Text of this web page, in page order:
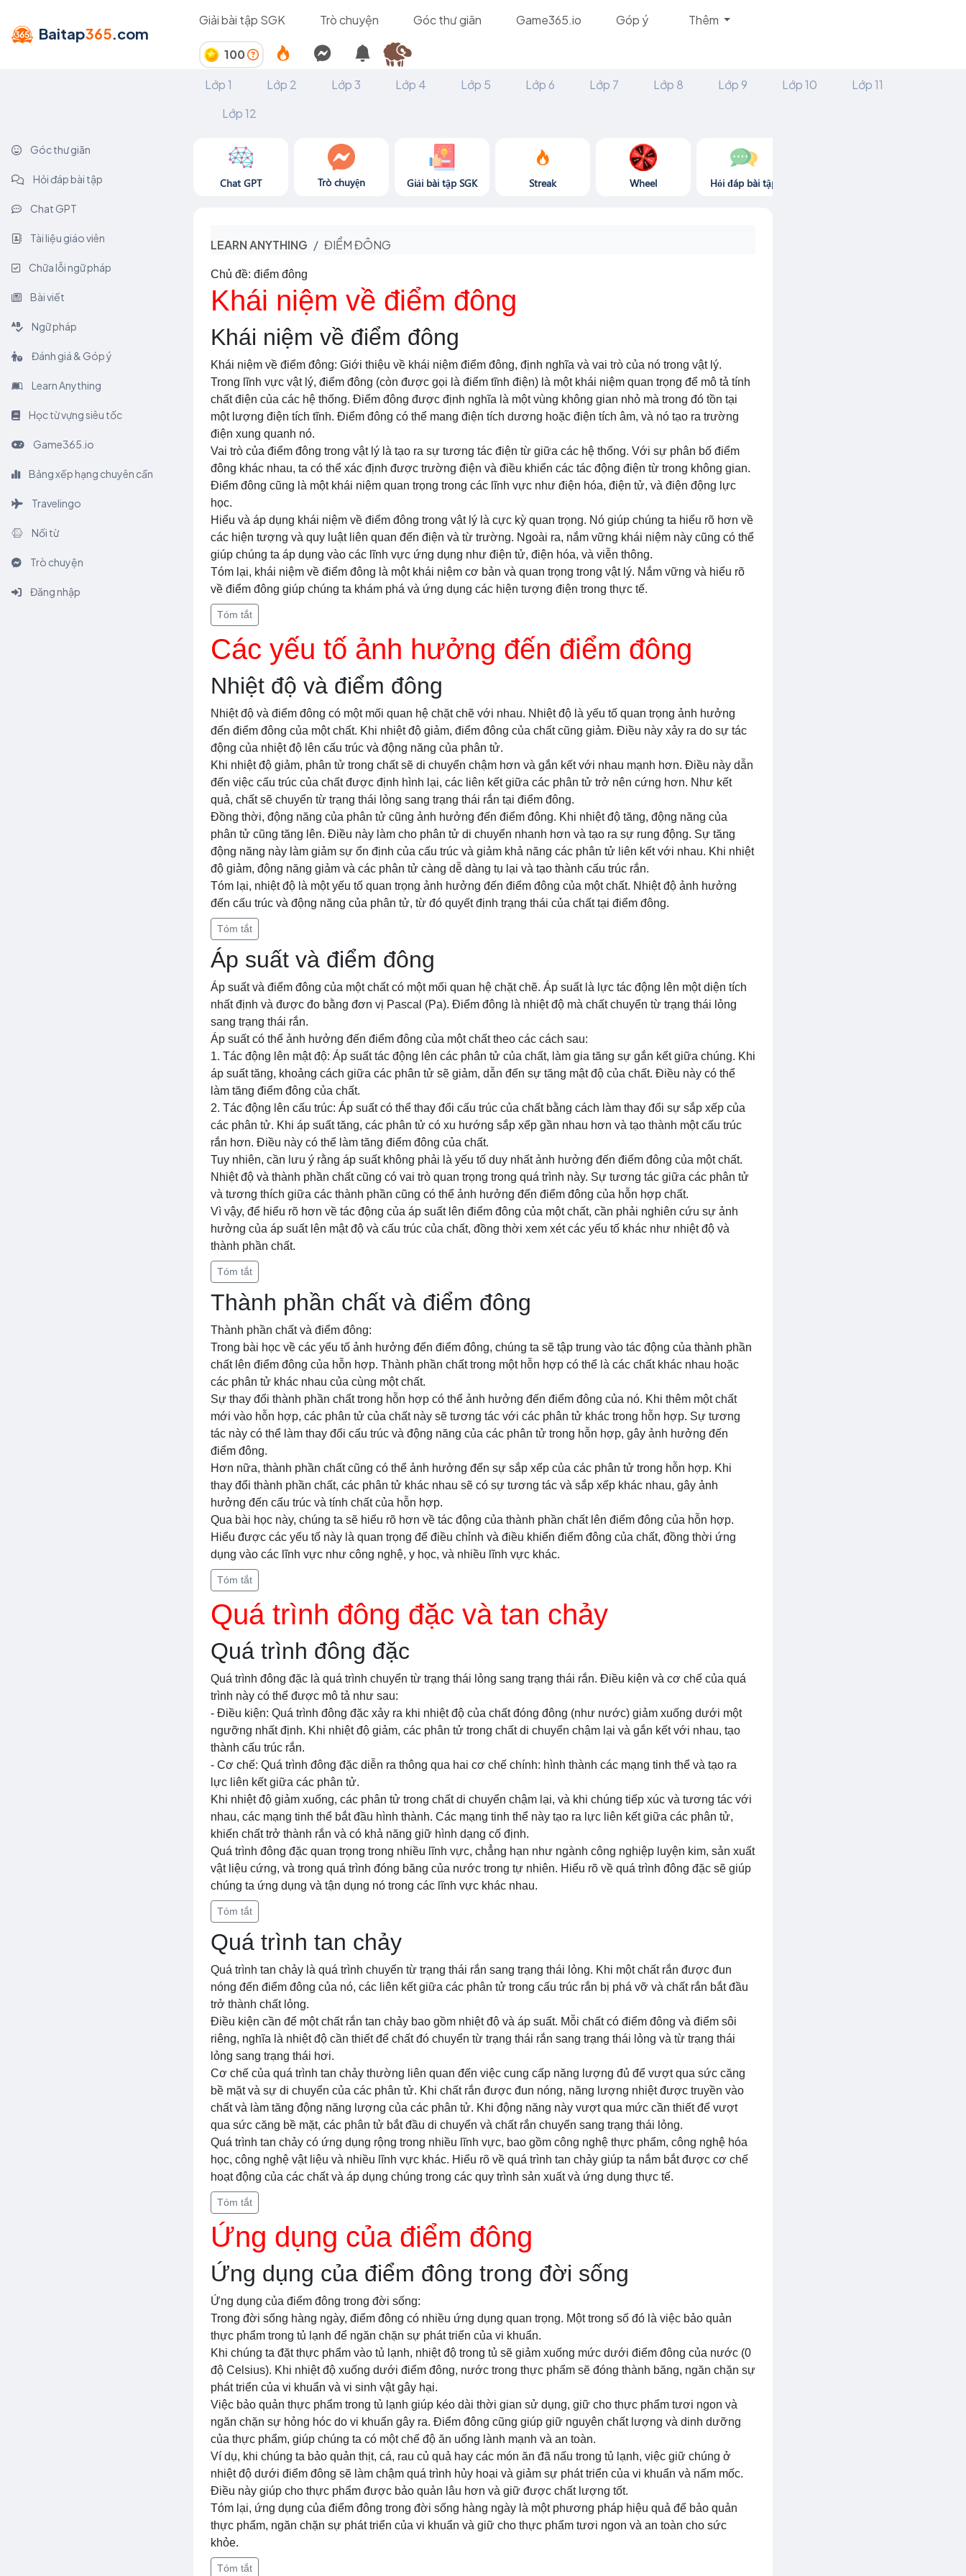
Baitap365.com
Giải bài tập SGK Trò chuyện Góc thư giãn Game365.io Góp ý Thêm
100
Lớp 1
Lớp 2 Lớp 3 Lớp 4 Lớp 5 Lớp 6 Lớp 7 Lớp 8 Lớp 9 Lớp 10
Lớp 11
Lớp 12
Góc thư giãn
Hỏi đáp bài tập
Chat GPT
Tài liệu giáo viên
Chữa lỗi ngữ pháp
Bài viết
Ngữ pháp
Đánh giá & Góp ý
Learn Anything
Học từ vựng siêu tốc
Game365.io
Bảng xếp hạng chuyên cần
Travelingo
Nối từ
Trò chuyện
Đăng nhập
Chat GPT Trò chuyện Giải bài tập SGK Streak Wheel Hỏi đáp bài tập
LEARN ANYTHING ĐIỂM ĐÔNG
Chủ đề: điểm đông
Khái niệm về điểm đông
Khái niệm về điểm đông
Khái niệm về điểm đông: Giới thiệu về khái niệm điểm đông, định nghĩa và vai trò của nó trong vật lý.
Trong lĩnh vực vật lý, điểm đông (còn được gọi là điểm tĩnh điện) là một khái niệm quan trọng để mô tả tính
chất điện của các hệ thống. Điểm đông được định nghĩa là một vùng không gian nhỏ mà trong đó tồn tại
một lượng điện tích tĩnh. Điểm đông có thể mang điện tích dương hoặc điện tích âm, và nó tạo ra trường
điện xung quanh nó.
Vai trò của điểm đông trong vật lý là tạo ra sự tương tác điện từ giữa các hệ thống. Với sự phân bố điểm
đông khác nhau, ta có thể xác định được trường điện và điều khiển các tác động điện từ trong không gian.
Điểm đông cũng là một khái niệm quan trọng trong các lĩnh vực như điện hóa, điện tử, và điện động lực
học.
Hiểu và áp dụng khái niệm về điểm đông trong vật lý là cực kỳ quan trọng. Nó giúp chúng ta hiểu rõ hơn về
các hiện tượng và quy luật liên quan đến điện và từ trường. Ngoài ra, nắm vững khái niệm này cũng có thể
giúp chúng ta áp dụng vào các lĩnh vực ứng dụng như điện tử, điện hóa, và viễn thông.
Tóm lại, khái niệm về điểm đông là một khái niệm cơ bản và quan trọng trong vật lý. Nắm vững và hiểu rõ
về điểm đông giúp chúng ta khám phá và ứng dụng các hiện tượng điện trong thực tế.
Tóm tắt
Các yếu tố ảnh hưởng đến điểm đông
Nhiệt độ và điểm đông
Nhiệt độ và điểm đông có một mối quan hệ chặt chẽ với nhau. Nhiệt độ là yếu tố quan trọng ảnh hưởng
đến điểm đông của một chất. Khi nhiệt độ giảm, điểm đông của chất cũng giảm. Điều này xảy ra do sự tác
động của nhiệt độ lên cấu trúc và động năng của phân tử.
Khi nhiệt độ giảm, phân tử trong chất sẽ di chuyển chậm hơn và gắn kết với nhau mạnh hơn. Điều này dẫn
đến việc cấu trúc của chất được định hình lại, các liên kết giữa các phân tử trở nên cứng hơn. Như kết
quả, chất sẽ chuyển từ trạng thái lỏng sang trạng thái rắn tại điểm đông.
Đồng thời, động năng của phân tử cũng ảnh hưởng đến điểm đông. Khi nhiệt độ tăng, động năng của
phân tử cũng tăng lên. Điều này làm cho phân tử di chuyển nhanh hơn và tạo ra sự rung động. Sự tăng
động năng này làm giảm sự ổn định của cấu trúc và giảm khả năng các phân tử liên kết với nhau. Khi nhiệt
độ giảm, động năng giảm và các phân tử càng dễ dàng tụ lại và tạo thành cấu trúc rắn.
Tóm lại, nhiệt độ là một yếu tố quan trọng ảnh hưởng đến điểm đông của một chất. Nhiệt độ ảnh hưởng
đến cấu trúc và động năng của phân tử, từ đó quyết định trạng thái của chất tại điểm đông.
Tóm tắt
Áp suất và điểm đông
Áp suất và điểm đông của một chất có một mối quan hệ chặt chẽ. Áp suất là lực tác động lên một diện tích
nhất định và được đo bằng đơn vị Pascal (Pa). Điểm đông là nhiệt độ mà chất chuyển từ trạng thái lỏng
sang trạng thái rắn.
Áp suất có thể ảnh hưởng đến điểm đông của một chất theo các cách sau:
1. Tác động lên mật độ: Áp suất tác động lên các phân tử của chất, làm gia tăng sự gắn kết giữa chúng. Khi
áp suất tăng, khoảng cách giữa các phân tử sẽ giảm, dẫn đến sự tăng mật độ của chất. Điều này có thể
làm tăng điểm đông của chất.
2. Tác động lên cấu trúc: Áp suất có thể thay đổi cấu trúc của chất bằng cách làm thay đổi sự sắp xếp của
các phân tử. Khi áp suất tăng, các phân tử có xu hướng sắp xếp gần nhau hơn và tạo thành một cấu trúc
rắn hơn. Điều này có thể làm tăng điểm đông của chất.
Tuy nhiên, cần lưu ý rằng áp suất không phải là yếu tố duy nhất ảnh hưởng đến điểm đông của một chất.
Nhiệt độ và thành phần chất cũng có vai trò quan trọng trong quá trình này. Sự tương tác giữa các phân tử
và tương thích giữa các thành phần cũng có thể ảnh hưởng đến điểm đông của hỗn hợp chất.
Vì vậy, để hiểu rõ hơn về tác động của áp suất lên điểm đông của một chất, cần phải nghiên cứu sự ảnh
hưởng của áp suất lên mật độ và cấu trúc của chất, đồng thời xem xét các yếu tố khác như nhiệt độ và
thành phần chất.
Tóm tắt
Thành phần chất và điểm đông
Thành phần chất và điểm đông:
Trong bài học về các yếu tố ảnh hưởng đến điểm đông, chúng ta sẽ tập trung vào tác động của thành phần
chất lên điểm đông của hỗn hợp. Thành phần chất trong một hỗn hợp có thể là các chất khác nhau hoặc
các phân tử khác nhau của cùng một chất.
Sự thay đổi thành phần chất trong hỗn hợp có thể ảnh hưởng đến điểm đông của nó. Khi thêm một chất
mới vào hỗn hợp, các phân tử của chất này sẽ tương tác với các phân tử khác trong hỗn hợp. Sự tương
tác này có thể làm thay đổi cấu trúc và động năng của các phân tử trong hỗn hợp, gây ảnh hưởng đến
điểm đông.
Hơn nữa, thành phần chất cũng có thể ảnh hưởng đến sự sắp xếp của các phân tử trong hỗn hợp. Khi
thay đổi thành phần chất, các phân tử khác nhau sẽ có sự tương tác và sắp xếp khác nhau, gây ảnh
hưởng đến cấu trúc và tính chất của hỗn hợp.
Qua bài học này, chúng ta sẽ hiểu rõ hơn về tác động của thành phần chất lên điểm đông của hỗn hợp.
Hiểu được các yếu tố này là quan trọng để điều chỉnh và điều khiển điểm đông của chất, đồng thời ứng
dụng vào các lĩnh vực như công nghệ, y học, và nhiều lĩnh vực khác.
Tóm tắt
Quá trình đông đặc và tan chảy
Quá trình đông đặc
Quá trình đông đặc là quá trình chuyển từ trạng thái lỏng sang trạng thái rắn. Điều kiện và cơ chế của quá
trình này có thể được mô tả như sau:
- Điều kiện: Quá trình đông đặc xảy ra khi nhiệt độ của chất đóng đông (như nước) giảm xuống dưới một
ngưỡng nhất định. Khi nhiệt độ giảm, các phân tử trong chất di chuyển chậm lại và gắn kết với nhau, tạo
thành cấu trúc rắn.
- Cơ chế: Quá trình đông đặc diễn ra thông qua hai cơ chế chính: hình thành các mạng tinh thể và tạo ra
lực liên kết giữa các phân tử.
Khi nhiệt độ giảm xuống, các phân tử trong chất di chuyển chậm lại, và khi chúng tiếp xúc và tương tác với
nhau, các mạng tinh thể bắt đầu hình thành. Các mạng tinh thể này tạo ra lực liên kết giữa các phân tử,
khiến chất trở thành rắn và có khả năng giữ hình dạng cố định.
Quá trình đông đặc quan trọng trong nhiều lĩnh vực, chẳng hạn như ngành công nghiệp luyện kim, sản xuất
vật liệu cứng, và trong quá trình đóng băng của nước trong tự nhiên. Hiểu rõ về quá trình đông đặc sẽ giúp
chúng ta ứng dụng và tận dụng nó trong các lĩnh vực khác nhau.
Tóm tắt
Quá trình tan chảy
Quá trình tan chảy là quá trình chuyển từ trạng thái rắn sang trạng thái lỏng. Khi một chất rắn được đun
nóng đến điểm đông của nó, các liên kết giữa các phân tử trong cấu trúc rắn bị phá vỡ và chất rắn bắt đầu
trở thành chất lỏng.
Điều kiện cần để một chất rắn tan chảy bao gồm nhiệt độ và áp suất. Mỗi chất có điểm đông và điểm sôi
riêng, nghĩa là nhiệt độ cần thiết để chất đó chuyển từ trạng thái rắn sang trạng thái lỏng và từ trạng thái
lỏng sang trạng thái hơi.
Cơ chế của quá trình tan chảy thường liên quan đến việc cung cấp năng lượng đủ để vượt qua sức căng
bề mặt và sự di chuyển của các phân tử. Khi chất rắn được đun nóng, năng lượng nhiệt được truyền vào
chất và làm tăng động năng lượng của các phân tử. Khi động năng này vượt qua mức cần thiết để vượt
qua sức căng bề mặt, các phân tử bắt đầu di chuyển và chất rắn chuyển sang trạng thái lỏng.
Quá trình tan chảy có ứng dụng rộng trong nhiều lĩnh vực, bao gồm công nghệ thực phẩm, công nghệ hóa
học, công nghệ vật liệu và nhiều lĩnh vực khác. Hiểu rõ về quá trình tan chảy giúp ta nắm bắt được cơ chế
hoạt động của các chất và áp dụng chúng trong các quy trình sản xuất và ứng dụng thực tế.
Tóm tắt
Ứng dụng của điểm đông
Ứng dụng của điểm đông trong đời sống
Ứng dụng của điểm đông trong đời sống:
Trong đời sống hàng ngày, điểm đông có nhiều ứng dụng quan trọng. Một trong số đó là việc bảo quản
thực phẩm trong tủ lạnh để ngăn chặn sự phát triển của vi khuẩn.
Khi chúng ta đặt thực phẩm vào tủ lạnh, nhiệt độ trong tủ sẽ giảm xuống mức dưới điểm đông của nước (0
độ Celsius). Khi nhiệt độ xuống dưới điểm đông, nước trong thực phẩm sẽ đóng thành băng, ngăn chặn sự
phát triển của vi khuẩn và vi sinh vật gây hại.
Việc bảo quản thực phẩm trong tủ lạnh giúp kéo dài thời gian sử dụng, giữ cho thực phẩm tươi ngon và
ngăn chặn sự hỏng hóc do vi khuẩn gây ra. Điểm đông cũng giúp giữ nguyên chất lượng và dinh dưỡng
của thực phẩm, giúp chúng ta có một chế độ ăn uống lành mạnh và an toàn.
Ví dụ, khi chúng ta bảo quản thịt, cá, rau củ quả hay các món ăn đã nấu trong tủ lạnh, việc giữ chúng ở
nhiệt độ dưới điểm đông sẽ làm chậm quá trình hủy hoại và giảm sự phát triển của vi khuẩn và nấm mốc.
Điều này giúp cho thực phẩm được bảo quản lâu hơn và giữ được chất lượng tốt.
Tóm lại, ứng dụng của điểm đông trong đời sống hàng ngày là một phương pháp hiệu quả để bảo quản
thực phẩm, ngăn chặn sự phát triển của vi khuẩn và giữ cho thực phẩm tươi ngon và an toàn cho sức
khỏe.
Tóm tắt